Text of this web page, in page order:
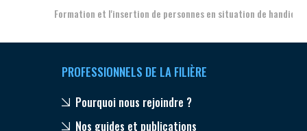
Formation et l'insertion de personnes en situation de handicap
PROFESSIONNELS DE LA FILIÈRE
Pourquoi nous rejoindre ?
Nos guides et publications